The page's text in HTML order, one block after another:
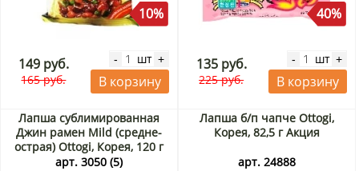
10%
149 руб.
165 руб.
- шт +
В корзину
40%
135 руб.
225 руб.
- шт +
В корзину
Лапша сублимированная
Джин рамен Mild (средне-
острая) Ottogi, Корея, 120 г
Акция
арт. 3050 (5)
Лапша б/п чапче Ottogi,
Корея, 82,5 г Акция
арт. 24888